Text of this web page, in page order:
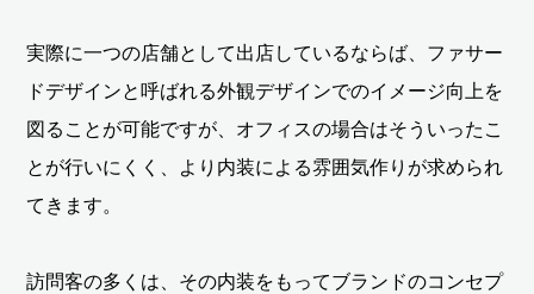
実際に一つの店舗として出店しているならば、ファサー
ドデザインと呼ばれる外観デザインでのイメージ向上を
図ることが可能ですが、オフィスの場合はそういったこ
とが行いにくく、より内装による雰囲気作りが求められ
てきます。
訪問客の多くは、その内装をもってブランドのコンセプ